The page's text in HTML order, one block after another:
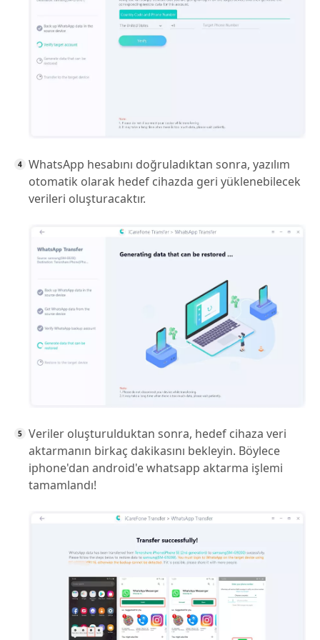
WhatsApp hesabını doğruladıktan sonra, yazılım
otomatik olarak hedef cihazda geri yüklenebilecek
verileri oluşturacaktır.
Veriler oluşturulduktan sonra, hedef cihaza veri
aktarmanın birkaç dakikasını bekleyin. Böylece
iphone'dan android'e whatsapp aktarma işlemi
tamamlandı!